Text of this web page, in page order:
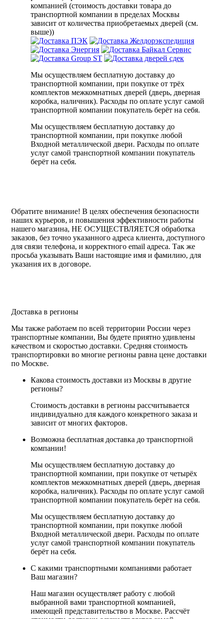
компанией (стоимость доставки товара до
транспортной компании в пределах Москвы
зависит от количества приобретаемых дверей (см.
выше))
Мы осуществляем бесплатную доставку до
транспортной компании, при покупке от трёх
комплектов межкомнатных дверей (дверь, дверная
коробка, наличник). Расходы по оплате услуг самой
транспортной компании покупатель берёт на себя.
Мы осуществляем бесплатную доставку до
транспортной компании, при покупке любой
Входной металлической двери. Расходы по оплате
услуг самой транспортной компании покупатель
берёт на себя.
Обратите внимание! В целях обеспечения безопасности
наших курьеров, и повышения эффективности работы
нашего магазина, НЕ ОСУЩЕСТВЛЯЕТСЯ обработка
заказов, без точно указанного адреса клиента, доступного
для связи телефона, и корректного email адреса. Так же
просьба указывать Ваши настоящие имя и фамилию, для
указания их в договоре.
Доставка в регионы
Мы также работаем по всей территории России через
транспортные компании, Вы будете приятно удивлены
качеством и скоростью доставки. Средняя стоимость
транспортировки во многие регионы равна цене доставки
по Москве.
Какова стоимость доставки из Москвы в другие
регионы?
Стоимость доставки в регионы рассчитывается
индивидуально для каждого конкретного заказа и
зависит от многих факторов.
Возможна бесплатная доставка до транспортной
компании!
Мы осуществляем бесплатную доставку до
транспортной компании, при покупке от четырёх
комплектов межкомнатных дверей (дверь, дверная
коробка, наличник). Расходы по оплате услуг самой
транспортной компании покупатель берёт на себя.
Мы осуществляем бесплатную доставку до
транспортной компании, при покупке любой
Входной металлической двери. Расходы по оплате
услуг самой транспортной компании покупатель
берёт на себя.
С какими транспортными компаниями работает
Ваш магазин?
Наш магазин осуществляет работу с любой
выбранной вами транспортной компанией,
имеющей представительство в Москве. Рассчёт